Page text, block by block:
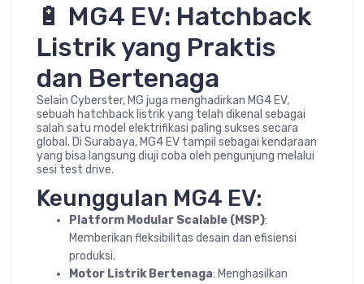
🔋 MG4 EV: Hatchback
Listrik yang Praktis
dan Bertenaga
Selain Cyberster, MG juga menghadirkan MG4 EV,
sebuah hatchback listrik yang telah dikenal sebagai
salah satu model elektrifikasi paling sukses secara
global. Di Surabaya, MG4 EV tampil sebagai kendaraan
yang bisa langsung diuji coba oleh pengunjung melalui
sesi test drive.
Keunggulan MG4 EV:
Platform Modular Scalable (MSP):
Memberikan fleksibilitas desain dan efisiensi
produksi.
Motor Listrik Bertenaga: Menghasilkan